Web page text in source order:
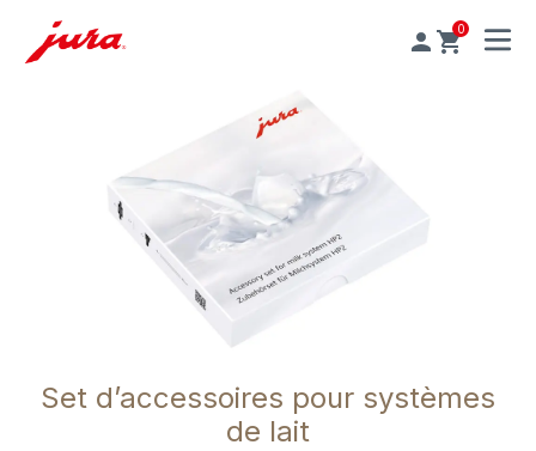
0
MENU
Set d’accessoires pour systèmes
de lait